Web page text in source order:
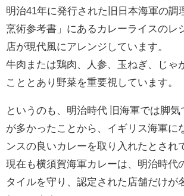
明治41年に発行された旧日本海軍の調
烹術参考書」にあるカレーライスのレ
店が現代風にアレンジしています。
牛肉または鶏肉、人参、玉ねぎ、じゃ
こととあり野菜を重要視しています。
というのも、明治時代 旧海軍では脚気
が多かったことから、イギリス海軍に
ンスの良いカレーを取り入れたとされ
現在も横須賀海軍カレーは、明治時代
タイルを守り、認定された店舗だけが